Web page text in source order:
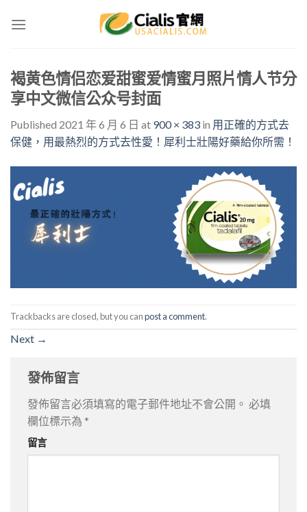
褐黄色情侣恋爱甜蜜爱情蜜月照片情人节分
享中文微信公众号封面
Published 2021 年 6 月 6 日 at 900 × 383 in 用正確的方式去
保健，用最熱烈的方式去性愛！犀利士壯陽好藥給你所需！
Trackbacks are closed, but you canpost a comment.
Next →
發佈留言
發佈留言必須填寫的電子郵件地址不會公開。 必填
欄位標示為 *
留言